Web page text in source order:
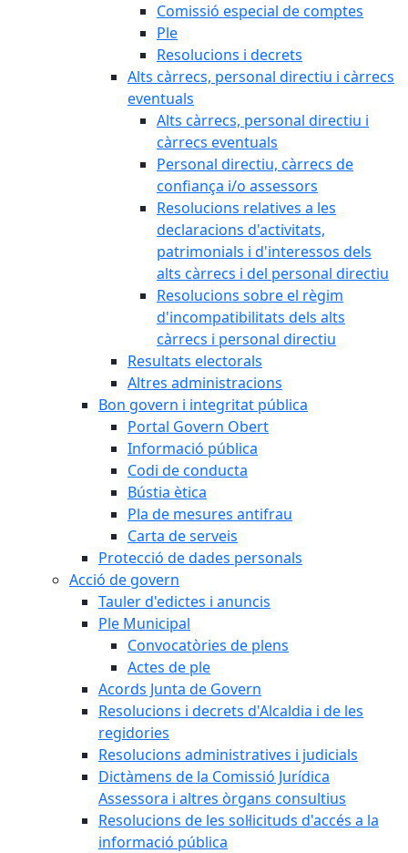
Comissió especial de comptes
Ple
Resolucions i decrets
Alts càrrecs, personal directiu i càrrecs
eventuals
Alts càrrecs, personal directiu i
càrrecs eventuals
Personal directiu, càrrecs de
confiança i/o assessors
Resolucions relatives a les
declaracions d'activitats,
patrimonials i d'interessos dels
alts càrrecs i del personal directiu
Resolucions sobre el règim
d'incompatibilitats dels alts
càrrecs i personal directiu
Resultats electorals
Altres administracions
Bon govern i integritat pública
Portal Govern Obert
Informació pública
Codi de conducta
Bústia ètica
Pla de mesures antifrau
Carta de serveis
Protecció de dades personals
Acció de govern
Tauler d'edictes i anuncis
Ple Municipal
Convocatòries de plens
Actes de ple
Acords Junta de Govern
Resolucions i decrets d'Alcaldia i de les
regidories
Resolucions administratives i judicials
Dictàmens de la Comissió Jurídica
Assessora i altres òrgans consultius
Resolucions de les sol·licituds d'accés a la
informació pública